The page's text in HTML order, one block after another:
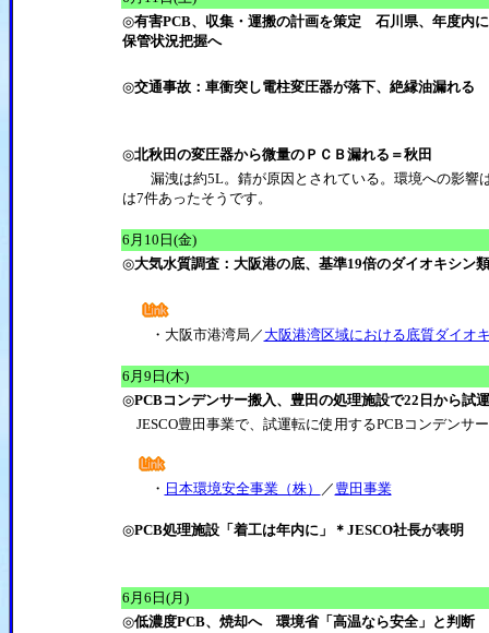
◎有害PCB、収集・運搬の計画を策定 石川県、年度内
保管状況把握へ
◎交通事故：車衝突し電柱変圧器が落下、絶縁油漏れる
◎北秋田の変圧器から微量のＰＣＢ漏れる＝秋田
漏洩は約5L。錆が原因とされている。環境への影響
は7件あったそうです。
6月10日(金)
◎大気水質調査：大阪港の底、基準19倍のダイオキシン
・大阪市港湾局／ 大阪港湾区域における底質ダイオ
6月9日(木)
◎PCBコンデンサー搬入、豊田の処理施設で22日から試
JESCO豊田事業で、試運転に使用するPCBコンデンサ
・ 日本環境安全事業（株） ／ 豊田事業
◎PCB処理施設「着工は年内に」＊JESCO社長が表明
6月6日(月)
◎低濃度PCB、焼却へ 環境省「高温なら安全」と判断